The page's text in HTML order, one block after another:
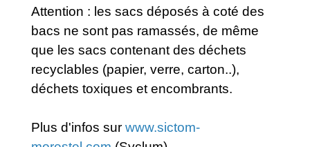
Attention : les sacs déposés à coté des
bacs ne sont pas ramassés, de même
que les sacs contenant des déchets
recyclables (papier, verre, carton..),
déchets toxiques et encombrants.
Plus d'infos sur www.sictom-